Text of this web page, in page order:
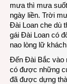
mưa thì mưa
ngày liền. Trời
Đài Loan che dù
gái Đài Loan có
nao lòng lữ
Đến Đài Bắc vào
có được những
đã được dựng